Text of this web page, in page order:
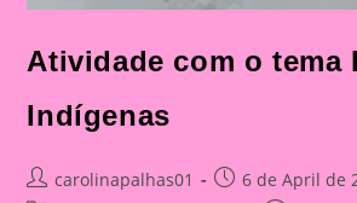
Atividade com o tema
Indígenas
Postcarolinapalhas01
Post6 de April de